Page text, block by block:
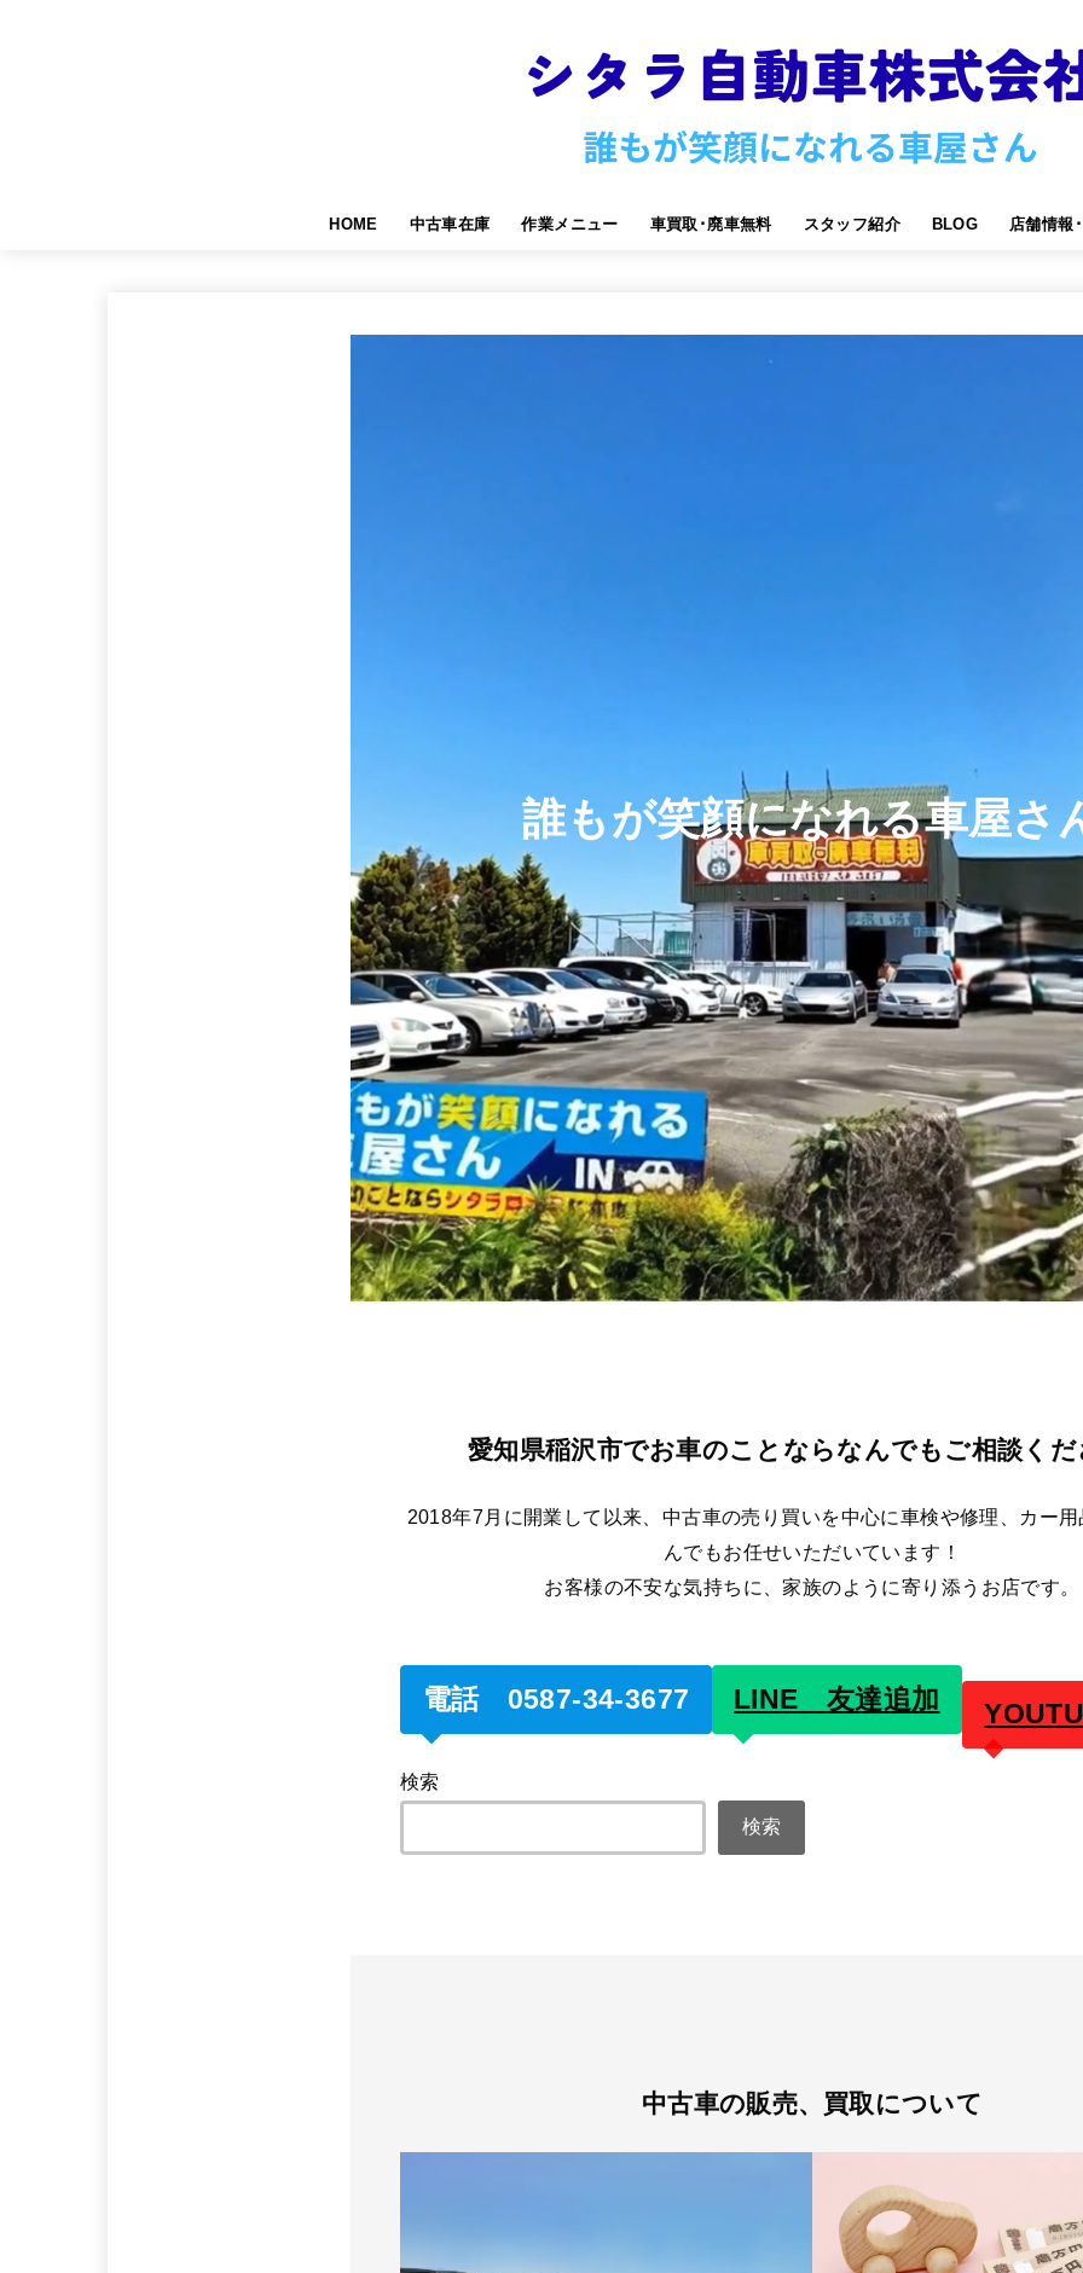
HOME 中古車在庫 作業メニュー 車買取･廃車無料 スタッフ紹介 BLOG 店舗情報
誰もが笑顔になれる車屋さ
愛知県稲沢市でお車のことならなんでもご相談く
2018年7月に開業して以来、中古車の売り買いを中心に車検や修理、カー
んでもお任せいただいています！
お客様の不安な気持ちに、家族のように寄り添うお店です。
電話 0587-34-3677 LINE 友達追加
検索
検索
中古車の販売、買取について